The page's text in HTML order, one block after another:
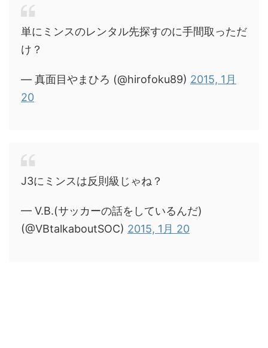
単にミンスのレンタル先探すのに手間取っただ
け？
— 真面目やまひろ (@hirofoku89) 2015, 1月
20
J3にミンスは反則級じゃね？
— V.B.(サッカーの話をしているんだ)
(@VBtalkaboutSOC) 2015, 1月 20